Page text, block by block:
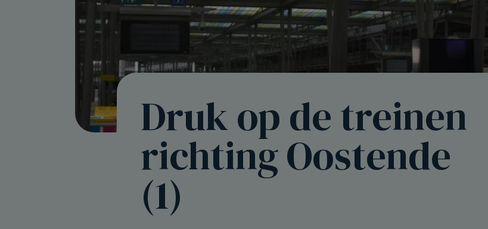
Druk op de treinen
richting Oostende
(1)